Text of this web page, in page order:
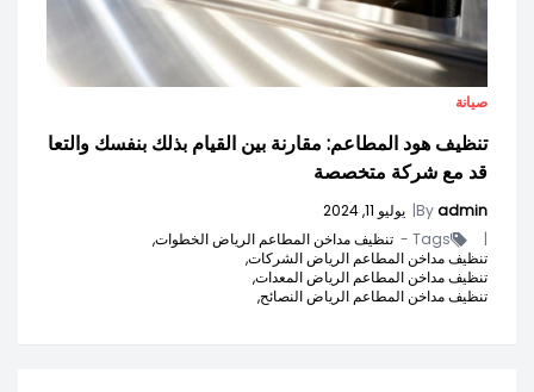
صيانة
تنظيف هود المطاعم: مقارنة بين القيام بذلك بنفسك والتعا
قد مع شركة متخصصة
Byadmin
| يوليو 11, 2024
|
Tags -
تنظيف مداخن المطاعم الرياض الخطوات,
تنظيف مداخن المطاعم الرياض الشركات,
تنظيف مداخن المطاعم الرياض المعدات,
تنظيف مداخن المطاعم الرياض النصائح,